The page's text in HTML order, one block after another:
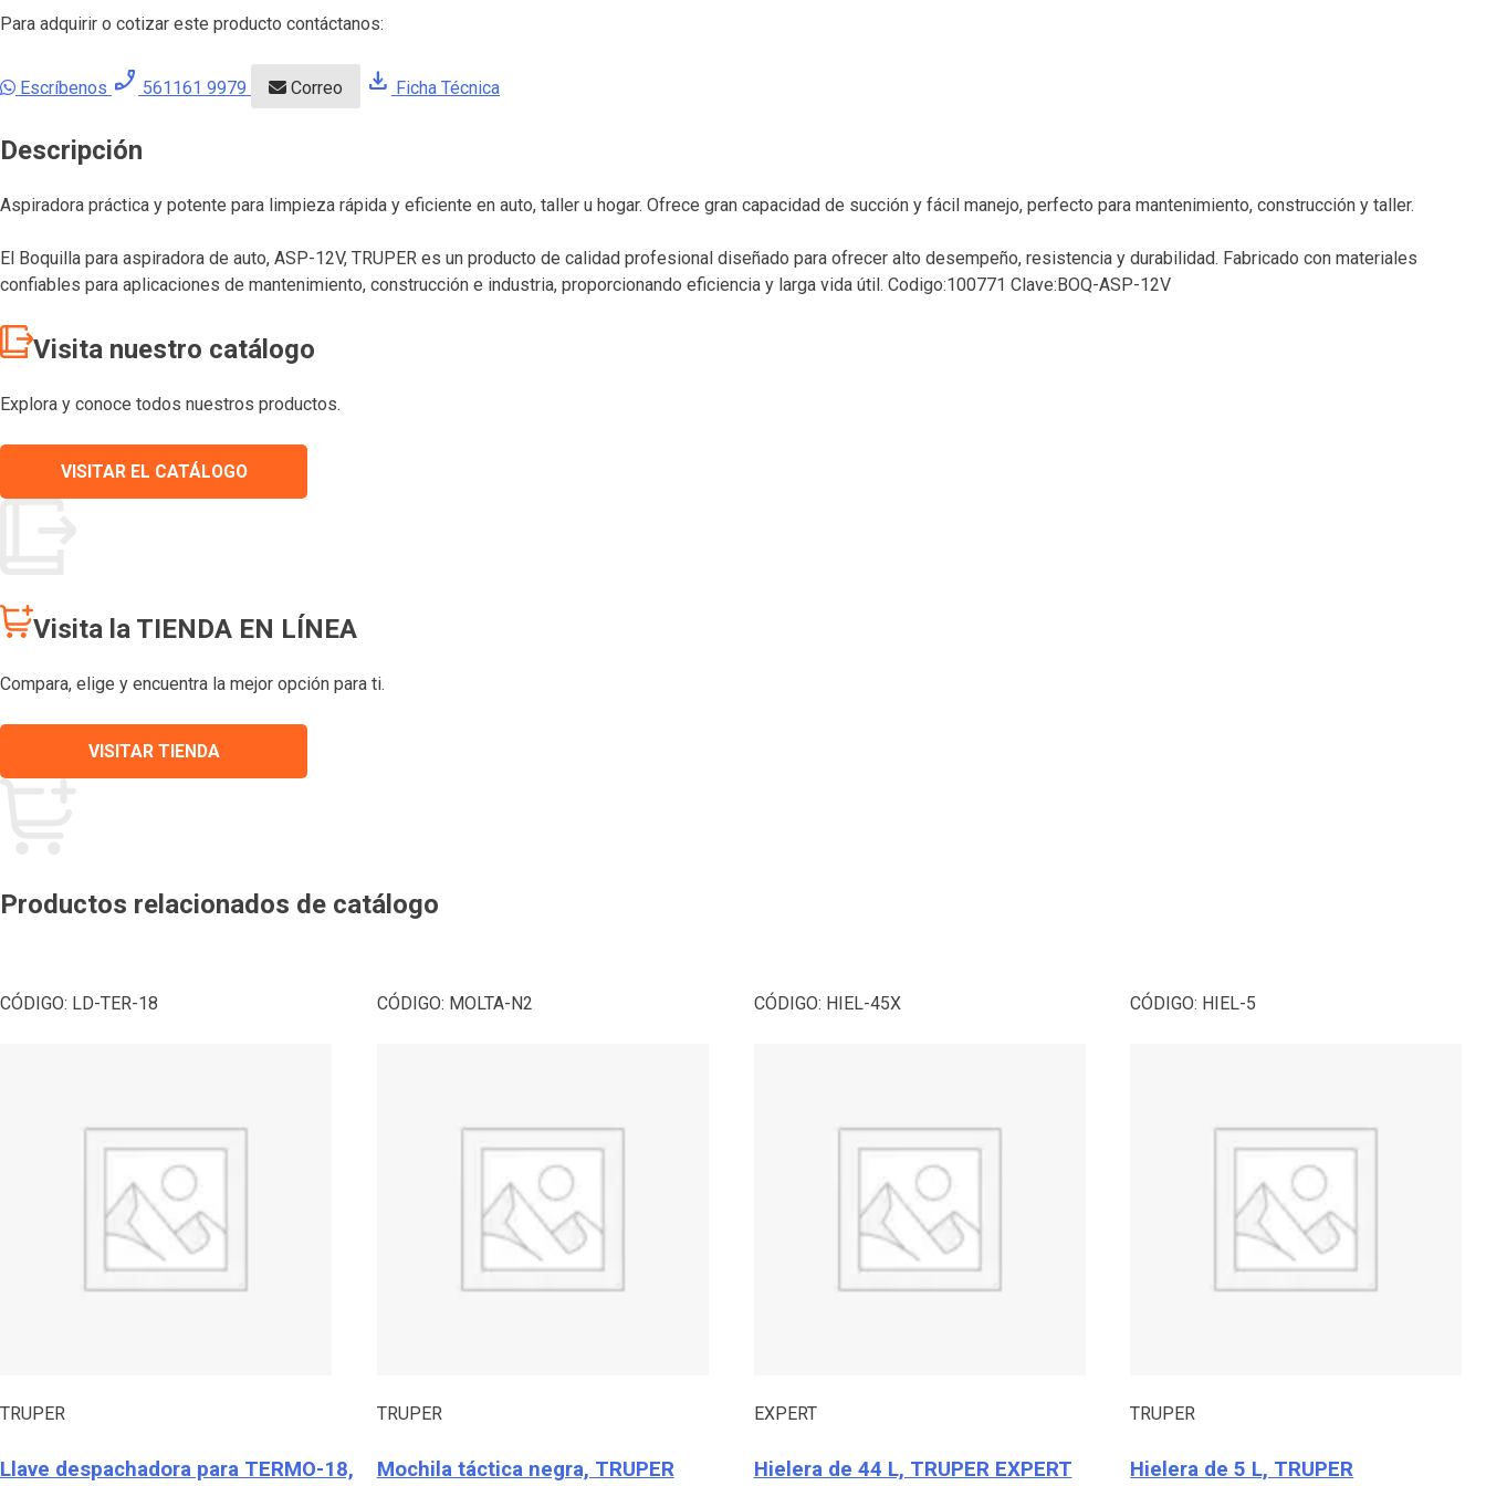
Para adquirir o cotizar este producto contáctanos:
Escríbenos phone_enabled 561161 9979 Correo download Ficha Técnica
Descripción
Aspiradora práctica y potente para limpieza rápida y eficiente en auto, taller u hogar. Ofrece gran capacidad de succión y fácil manejo, perfecto para mantenimiento, construcción y taller.
El Boquilla para aspiradora de auto, ASP-12V, TRUPER es un producto de calidad profesional diseñado para ofrecer alto desempeño, resistencia y durabilidad. Fabricado con materiales
confiables para aplicaciones de mantenimiento, construcción e industria, proporcionando eficiencia y larga vida útil. Codigo:100771 Clave:BOQ-ASP-12V
Visita nuestro catálogo
Explora y conoce todos nuestros productos.
VISITAR EL CATÁLOGO
Visita la TIENDA EN LÍNEA
Compara, elige y encuentra la mejor opción para ti.
VISITAR TIENDA
Productos relacionados de catálogo
CÓDIGO: LD-TER-18
TRUPER
Llave despachadora para TERMO-18,
CÓDIGO: MOLTA-N2
TRUPER
Mochila táctica negra, TRUPER
CÓDIGO: HIEL-45X
EXPERT
Hielera de 44 L, TRUPER EXPERT
CÓDIGO: HIEL-5
TRUPER
Hielera de 5 L, TRUPER